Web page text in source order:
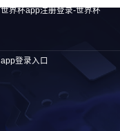
世界杯app注册登录-世界杯
app登录入口